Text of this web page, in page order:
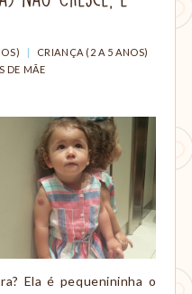
CRIANÇA (2 A 5 ANOS)
DE MÃE
Ela é pequenininha o